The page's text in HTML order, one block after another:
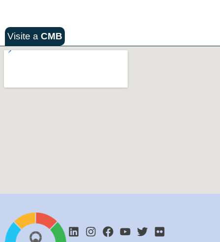
Visite a CMB